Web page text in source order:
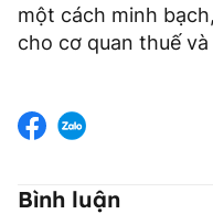
một cách minh
cho cơ quan thuế
Bình luận